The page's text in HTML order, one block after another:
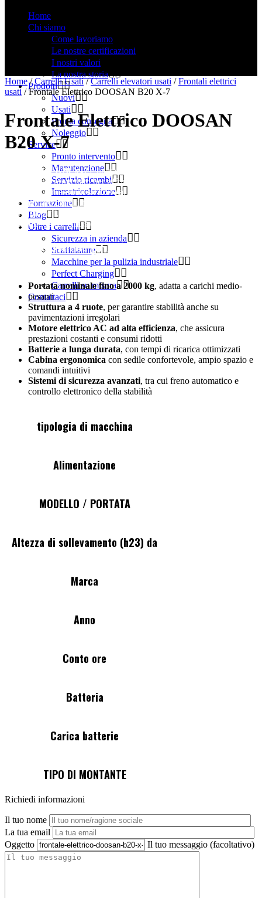
Home
Chi siamo
Come lavoriamo
Le nostre certificazioni
I nostri valori
La nostra storia
Prodotti
Nuovi
Usati
Pronta consegna
Noleggio
Service
Pronto intervento
Manutenzione
Servizio ricambi
Immatricolazione
Formazione
Blog
Oltre i carrelli
Sicurezza in azienda
Scaffalature
Macchine per la pulizia industriale
Perfect Charging
Carrelli su misura
Contattaci
Home/Carrelli Usati/Carrelli elevatori usati /Frontali elettrici
usati / Frontale Elettrico DOOSAN B20 X-7
Frontale Elettrico DOOSAN
B20 X-7
DOOSAN B20 X-7è un carrello frontale elettrico di ultima
generazione, progettato per offrire
operativo e massima sicurezza. Con la sua capacità di
movimentare carichi fino a 2000 kg, rappresenta la soluzione ideale
per magazzini, logistica e industrie che richiedono potenza e
precisione senza emissioni.
Caratteristiche principali del DOOSAN B20
Portata nominale fino a 2000 kg, adatta a carichi medio-
pesanti
Struttura a 4 ruote, per garantire stabilità anche su
pavimentazioni irregolari
Motore elettrico AC ad alta efficienza, che assicura
prestazioni costanti e consumi ridotti
Batterie a lunga durata, con tempi di ricarica ottimizzati
Cabina ergonomica con sedile confortevole, ampio spazio e
comandi intuitivi
Sistemi di sicurezza avanzati, tra cui freno automatico e
controllo elettronico della stabilità
tipologia di macchina
Alimentazione
MODELLO / PORTATA
Altezza di sollevamento (h23) da
Marca
Anno
Conto ore
Batteria
Carica batterie
TIPO DI MONTANTE
Richiedi informazioni
Il tuo nome
La tua email
Oggetto
Il tuo messaggio (facoltativo)